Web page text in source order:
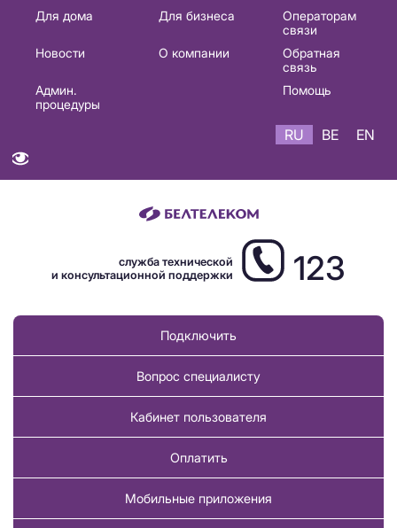
Основная
навигация
Для дома Для бизнеса
Операторам
связи
Новости
О компании
Обратная
связь
Админ.
процедуры
Помощь
RU BE EN
служба технической
и консультационной поддержки
123
Подключить
Вопрос специалисту
Кабинет пользователя
Оплатить
Мобильные приложения